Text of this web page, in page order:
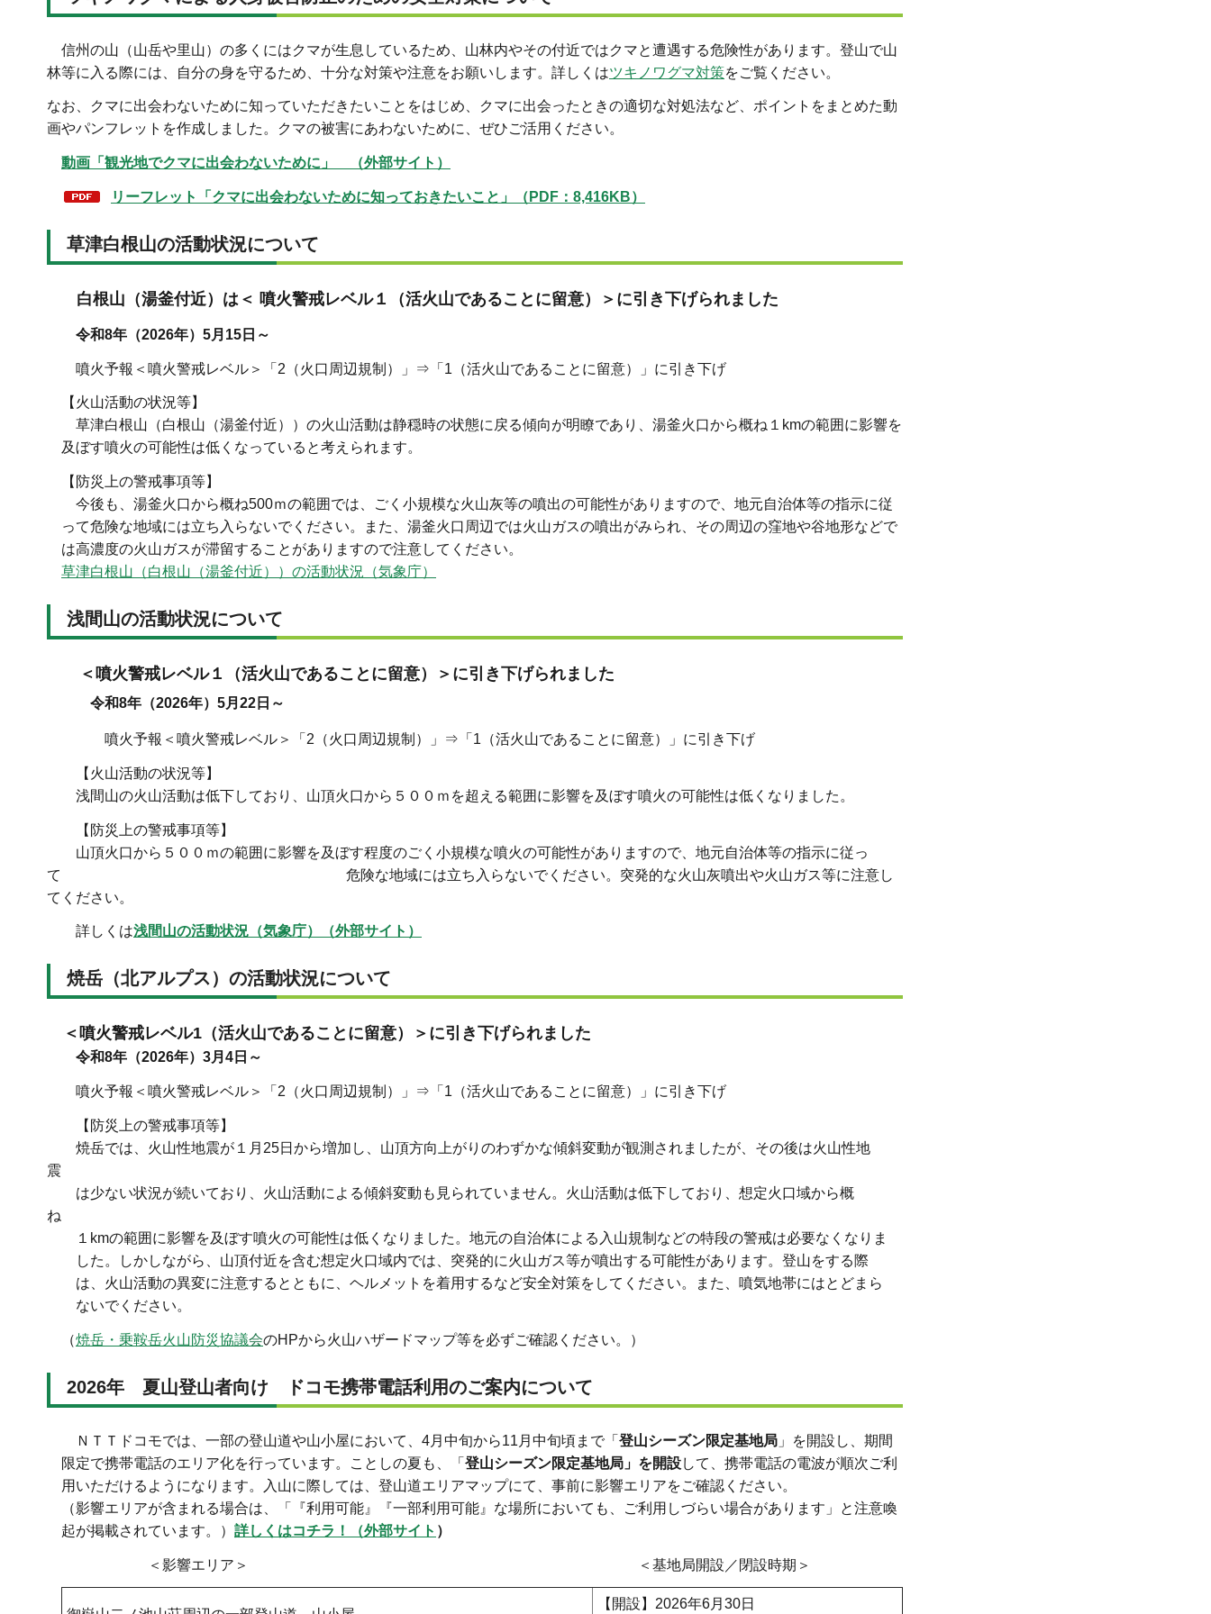
信州の山（山岳や里山）の多くにはクマが生息しているため、山林内やその付近ではクマと遭遇する危険性があります。登山で山
林等に入る際には、自分の身を守るため、十分な対策や注意をお願いします。詳しくはツキノワグマ対策をご覧ください。
なお、クマに出会わないために知っていただきたいことをはじめ、クマに出会ったときの適切な対処法など、ポイントをまとめた動
画やパンフレットを作成しました。クマの被害にあわないために、ぜひご活用ください。
動画「観光地でクマに出会わないために」 （外部サイト）
リーフレット「クマに出会わないために知っておきたいこと」（PDF：8,416KB）
草津白根山の活動状況について
白根山（湯釜付近）は＜ 噴火警戒レベル１（活火山であることに留意）＞ に引き下げられました
令和8年（2026年）5月15日～
噴火予報＜噴火警戒レベル＞「2（火口周辺規制）」⇒「1（活火山であることに留意）」に引き下げ
【火山活動の状況等】
草津白根山（白根山（湯釜付近））の火山活動は静穏時の状態に戻る傾向が明瞭であり、湯釜火口から概ね１kmの範囲に影響を
及ぼす噴火の可能性は低くなっていると考えられます。
【防災上の警戒事項等】
今後も、湯釜火口から概ね500ｍの範囲では、ごく小規模な火山灰等の噴出の可能性がありますので、地元自治体等の指示に従
って危険な地域には立ち入らないでください。また、湯釜火口周辺では火山ガスの噴出がみられ、その周辺の窪地や谷地形などで
は高濃度の火山ガスが滞留することがありますので注意してください。
草津白根山（白根山（湯釜付近））の活動状況（気象庁）
浅間山の活動状況について
＜噴火警戒レベル１（活火山であることに留意）＞に引き下げられました
令和8年（2026年）5月22日～
噴火予報＜噴火警戒レベル＞「2（火口周辺規制）」⇒「1（活火山であることに留意）」に引き下げ
【火山活動の状況等】
浅間山の火山活動は低下しており、山頂火口から５００ｍを超える範囲に影響を及ぼす噴火の可能性は低くなりました。
【防災上の警戒事項等】
山頂火口から５００ｍの範囲に影響を及ぼす程度のごく小規模な噴火の可能性がありますので、地元自治体等の指示に従っ
て 危険な地域には立ち入らないでください。突発的な火山灰噴出や火山ガス等に注意し
てください。
詳しくは浅間山の活動状況（気象庁）（外部サイト）
焼岳（北アルプス）の活動状況について
＜噴火警戒レベル1（活火山であることに留意）＞に引き下げられました
令和8年（2026年）3月4日～
噴火予報＜噴火警戒レベル＞「2（火口周辺規制）」⇒「1（活火山であることに留意）」に引き下げ
【防災上の警戒事項等】
焼岳では、火山性地震が１月25日から増加し、山頂方向上がりのわずかな傾斜変動が観測されましたが、その後は火山性地
震
は少ない状況が続いており、火山活動による傾斜変動も見られていません。火山活動は低下しており、想定火口域から概
ね
１kmの範囲に影響を及ぼす噴火の可能性は低くなりました。地元の自治体による入山規制などの特段の警戒は必要なくなりま
した。しかしながら、山頂付近を含む想定火口域内では、突発的に火山ガス等が噴出する可能性があります。登山をする際
は、火山活動の異変に注意するとともに、ヘルメットを着用するなど安全対策をしてください。また、噴気地帯にはとどまら
ないでください。
（焼岳・乗鞍岳火山防災協議会のHPから火山ハザードマップ等を必ずご確認ください。）
2026年 夏山登山者向け ドコモ携帯電話利用のご案内について
ＮＴＴドコモでは、一部の登山道や山小屋において、4月中旬から11月中旬頃まで「 登山シーズン限定基地局 」を開設し、期間
限定で携帯電話のエリア化を行っています。ことしの夏も、「 登山シーズン限定基地局」を開設して、携帯電話の電波が順次ご利
用いただけるようになります。入山に際しては、登山道エリアマップにて、事前に影響エリアをご確認ください。
（影響エリアが含まれる場合は、「『利用可能』『一部利用可能』な場所においても、ご利用しづらい場合があります」と注意喚
起が掲載されています。） 詳しくはコチラ！（外部サイト ）
＜影響エリア＞ ＜基地局開設／閉設時期＞
【開設】2026年6月30日